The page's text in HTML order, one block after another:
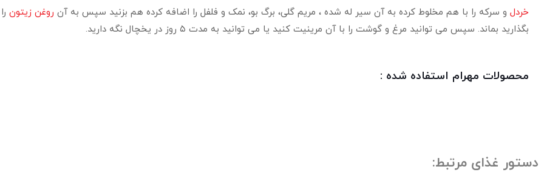
خردل و سرکه را با هم مخلوط کرده به آن سیر له شده ، مریم گلی، برگ بو، نمک و فلفل را اضافه کرده هم بزنید سپس به آن روغن زیتون
بگذارید بماند. سپس می توانید مرغ و گوشت را با آن مرینیت کنید یا می توانید به مدت ۵ روز در یخچال نگه دارید.
محصولات مهرام استفاده شده :
دستور غذای مرتبط: